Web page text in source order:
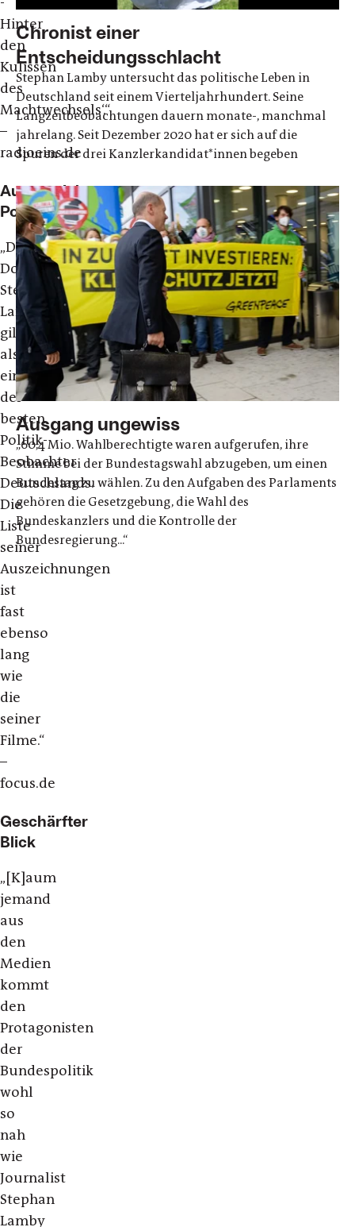
Hinter
den
Kulissen
des
Machtwechsels‘.“
–
radioeins.de
Ausgezeichneter
Politikbeobachter
„Der
Dokumentarfilmer
Stephan
Lamby
gilt
als
einer
der
besten
Politik-
Beobachter
Deutschlands.
Die
Liste
seiner
Auszeichnungen
ist
fast
ebenso
lang
wie
die
seiner
Filme.“
–
focus.de
Geschärfter
Blick
„[K]aum
jemand
aus
den
Medien
kommt
den
Protagonisten
der
Bundespolitik
wohl
so
nah
wie
Journalist
Stephan
Lamby
Chronist einer
Entscheidungsschlacht
Stephan Lamby untersucht das politische Leben in
Deutschland seit einem Vierteljahrhundert. Seine
Langzeitbeobachtungen dauern monate-, manchmal
jahrelang. Seit Dezember 2020 hat er sich auf die
Spuren der drei Kanzlerkandidat*innen begeben
Ausgang ungewiss
„60,4 Mio. Wahlberechtigte waren aufgerufen, ihre
Stimme bei der Bundestagswahl abzugeben, um einen
Bundestag zu wählen. Zu den Aufgaben des Parlaments
gehören die Gesetzgebung, die Wahl des
Bundeskanzlers und die Kontrolle der
Bundesregierung...“